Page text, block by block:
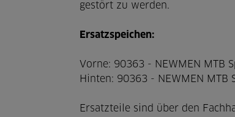
gestört zu werden.
Ersatzspeichen:
Vorne: 90363 - NEWMEN MTB
Hinten: 90363 - NEWMEN MTB
Ersatzteile sind über den